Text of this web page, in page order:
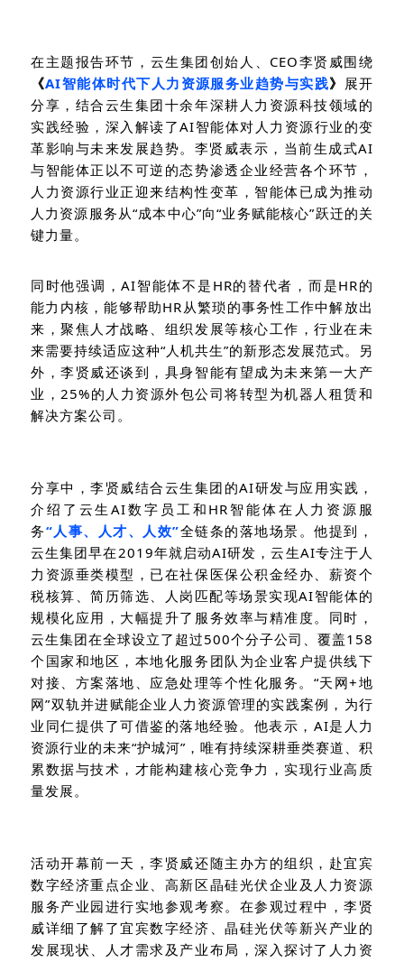
在主题报告环节，云生集团创始人、 CEO李贤威围绕
《AI智能体时代下人力资源服务业趋势与实践》 展开
分享，结合云生集团十余年深耕人力资源科技领域的
实践经验，深入解读了AI智能体对人力资源行业的变
革影响与未来发展趋势。李贤威表示，当前生成式AI
与智能体正以不可逆的态势渗透企业经营各个环节，
人力资源行业正迎来结构性变革，智能体已成为推动
人力资源服务从“成本中心”向“业务赋能核心”跃迁的关
键力量。
同时他强调，AI智能体不是 HR的替代者，而是HR的
能力内核，能够帮助HR 从繁琐的事务性工作中解放出
来，聚焦人才战略、组织发展等核心工作，行业在未
来需要持续适应这种“人机共生”的新形态发展范式。另
外，李贤威还谈到，具身智能有望成为未来第一大产
业， 25%的人力资源外包公司将转型为机器人租赁和
解决方案公司。
分享中，李贤威结合云生集团的AI研发与应用实践，
介绍了云生AI数字员工和 HR 智能体在人力资源服
务“人事、人才、人效”全链条的落地场景。他提到，
云生集团早在 2019年就启动AI研发，云生AI专注于人
力资源垂类模型，已在社保医保公积金经办、薪资个
税核算、简历筛选、人岗匹配等场景实现AI智能体的
规模化应用，大幅提升了服务效率与精准度。同时，
云生集团在全球设立了超过500个分子公司、覆盖158
个国家和地区，本地化服务团队为企业客户提供线下
对接、方案落地、应急处理等个性化服务。“天网+地
网”双轨并进赋能企业人力资源管理的实践案例，为行
业同仁提供了可借鉴的落地经验。他表示， AI是人力
资源行业的未来“护城河” ，唯有持续深耕垂类赛道、积
累数据与技术，才能构建核心竞争力，实现行业高质
量发展。
活动开幕前一天，李贤威还随主办方的组织，赴宜宾
数字经济重点企业、高新区晶硅光伏企业及人力资源
服务产业园进行实地参观考察。在参观过程中，李贤
威详细了解了宜宾数字经济、晶硅光伏等新兴产业的
发展现状、人才需求及产业布局，深入探讨了人力资